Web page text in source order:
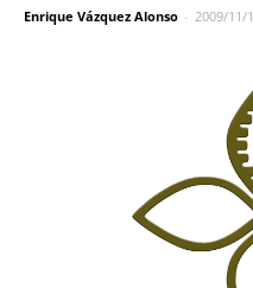
Enrique Vázquez Alonso - 2009/11/